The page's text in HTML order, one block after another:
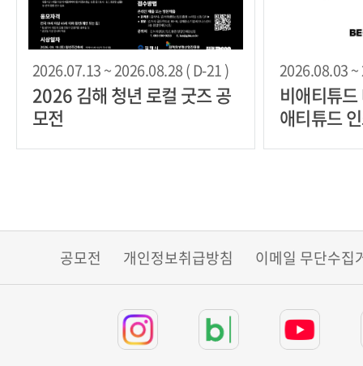
2026.07.13 ~ 2026.08.28 ( D-21 )
2026 김해 청년 로컬 굿즈 공
모전
2026.08.03 ~
비애티튜
애티튜드
공모전 개인정보취급방침 이메일 무단수집